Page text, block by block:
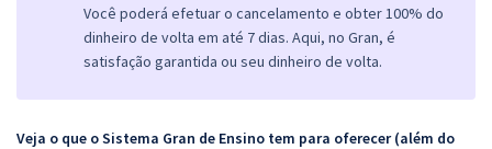
Você poderá efetuar o cancelamento e obter 100% do
dinheiro de volta em até 7 dias. Aqui, no Gran, é
satisfação garantida ou seu dinheiro de volta.
Veja o que o Sistema Gran de Ensino tem para oferecer (além do